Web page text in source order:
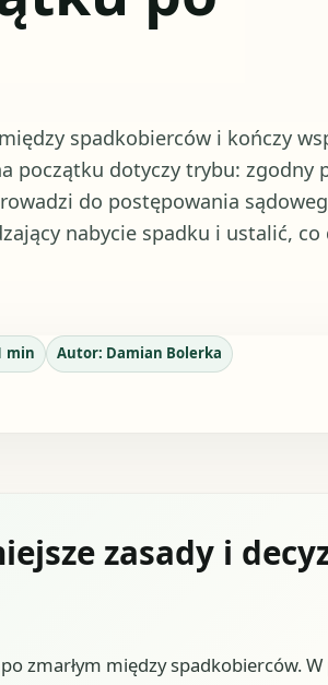
spadkobierców i kończy
początku dotyczy trybu: zgodny
do postępowania
nabycie spadku i ustalić, co
min Autor: Damian Bolerka
zasady i
zmarłym między spadkobierców.